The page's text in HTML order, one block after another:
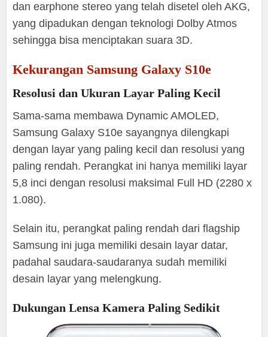
dan earphone stereo yang telah disetel oleh AKG,
yang dipadukan dengan teknologi Dolby Atmos
sehingga bisa menciptakan suara 3D.
Kekurangan Samsung Galaxy S10e
Resolusi dan Ukuran Layar Paling Kecil
Sama-sama membawa Dynamic AMOLED,
Samsung Galaxy S10e sayangnya dilengkapi
dengan layar yang paling kecil dan resolusi yang
paling rendah. Perangkat ini hanya memiliki layar
5,8 inci dengan resolusi maksimal Full HD (2280 x
1.080).
Selain itu, perangkat paling rendah dari flagship
Samsung ini juga memiliki desain layar datar,
padahal saudara-saudaranya sudah memiliki
desain layar yang melengkung.
Dukungan Lensa Kamera Paling Sedikit